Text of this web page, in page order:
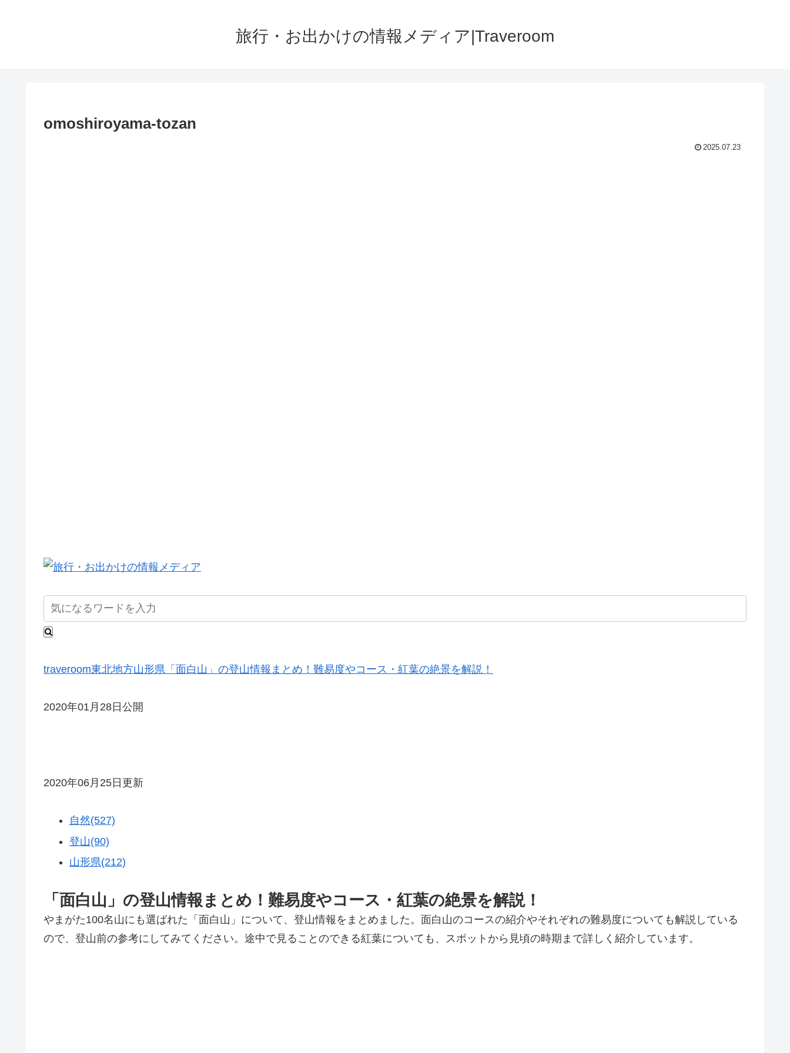
旅行・お出かけの情報メディア|Traveroom
omoshiroyama-tozan
2025.07.23
traveroom東北地方山形県 「面白山」の登山情報まとめ！難易度やコース・紅葉の絶景を解説！
2020年01月28日公開
2020年06月25日更新
自然(527)
登山(90)
山形県(212)
「面白山」の登山情報まとめ！難易度やコース・紅葉の絶景を解説！
やまがた100名山にも選ばれた「面白山」について、登山情報をまとめました。面白山のコースの紹介やそれぞれの難易度についても解説している
ので、登山前の参考にしてみてください。途中で見ることのできる紅葉についても、スポットから見頃の時期まで詳しく紹介しています。